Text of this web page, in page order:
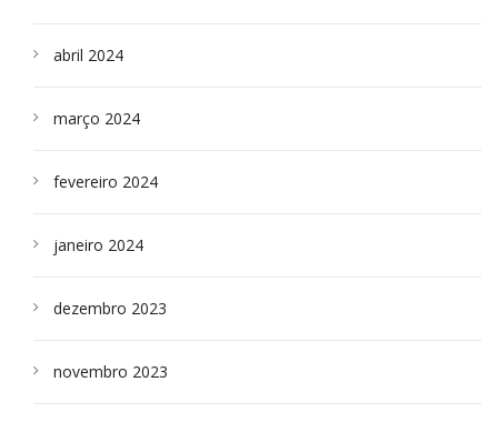
abril 2024
março 2024
fevereiro 2024
janeiro 2024
dezembro 2023
novembro 2023